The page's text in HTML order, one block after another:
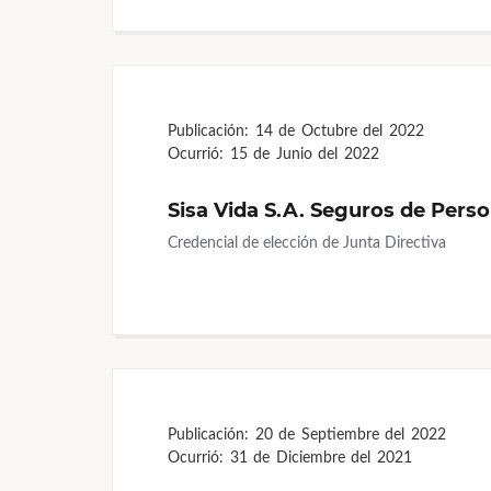
Publicación: 14 de Octubre del 2022
Ocurrió: 15 de Junio del 2022
Sisa Vida S.A. Seguros de
Credencial de elección de Junta Directiva
Publicación: 20 de Septiembre del 2022
Ocurrió: 31 de Diciembre del 2021